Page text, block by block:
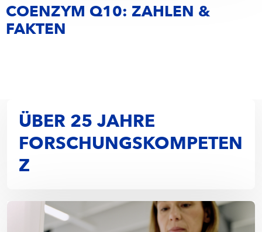
COENZYM Q10: ZAHLEN &
FAKTEN
ÜBER 25 JAHRE
FORSCHUNGSKOMPETEN
Z